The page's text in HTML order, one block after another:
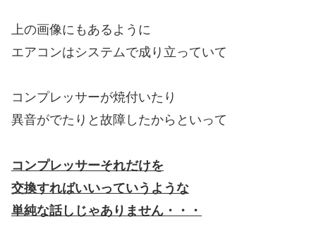
上の画像にもあるように
エアコンはシステムで成り立っていて
コンプレッサーが焼付いたり
異音がでたりと故障したからといって
コンプレッサーそれだけを
交換すればいいっていうような
単純な話しじゃありません・・・